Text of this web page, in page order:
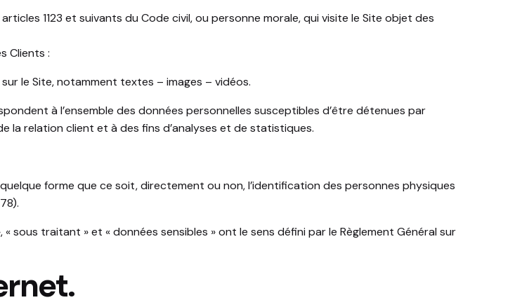
1123 et suivants du Code civil, ou personne morale, qui visite le Site objet des
Clients :
le Site, notamment textes – images – vidéos.
à l’ensemble des données personnelles susceptibles d’être détenues par
la relation client et à des fins d’analyses et de statistiques.
forme que ce soit, directement ou non, l’identification des personnes physiques
sous traitant » et « données sensibles » ont le sens défini par le Règlement Général sur